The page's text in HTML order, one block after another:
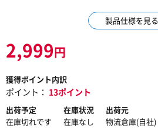
製品仕様を見る
2,999円
獲得ポイント内訳
ポイント： 13ポイント
出荷予定
在庫切れです
在庫状況
在庫なし
出荷元
物流倉庫(自社)